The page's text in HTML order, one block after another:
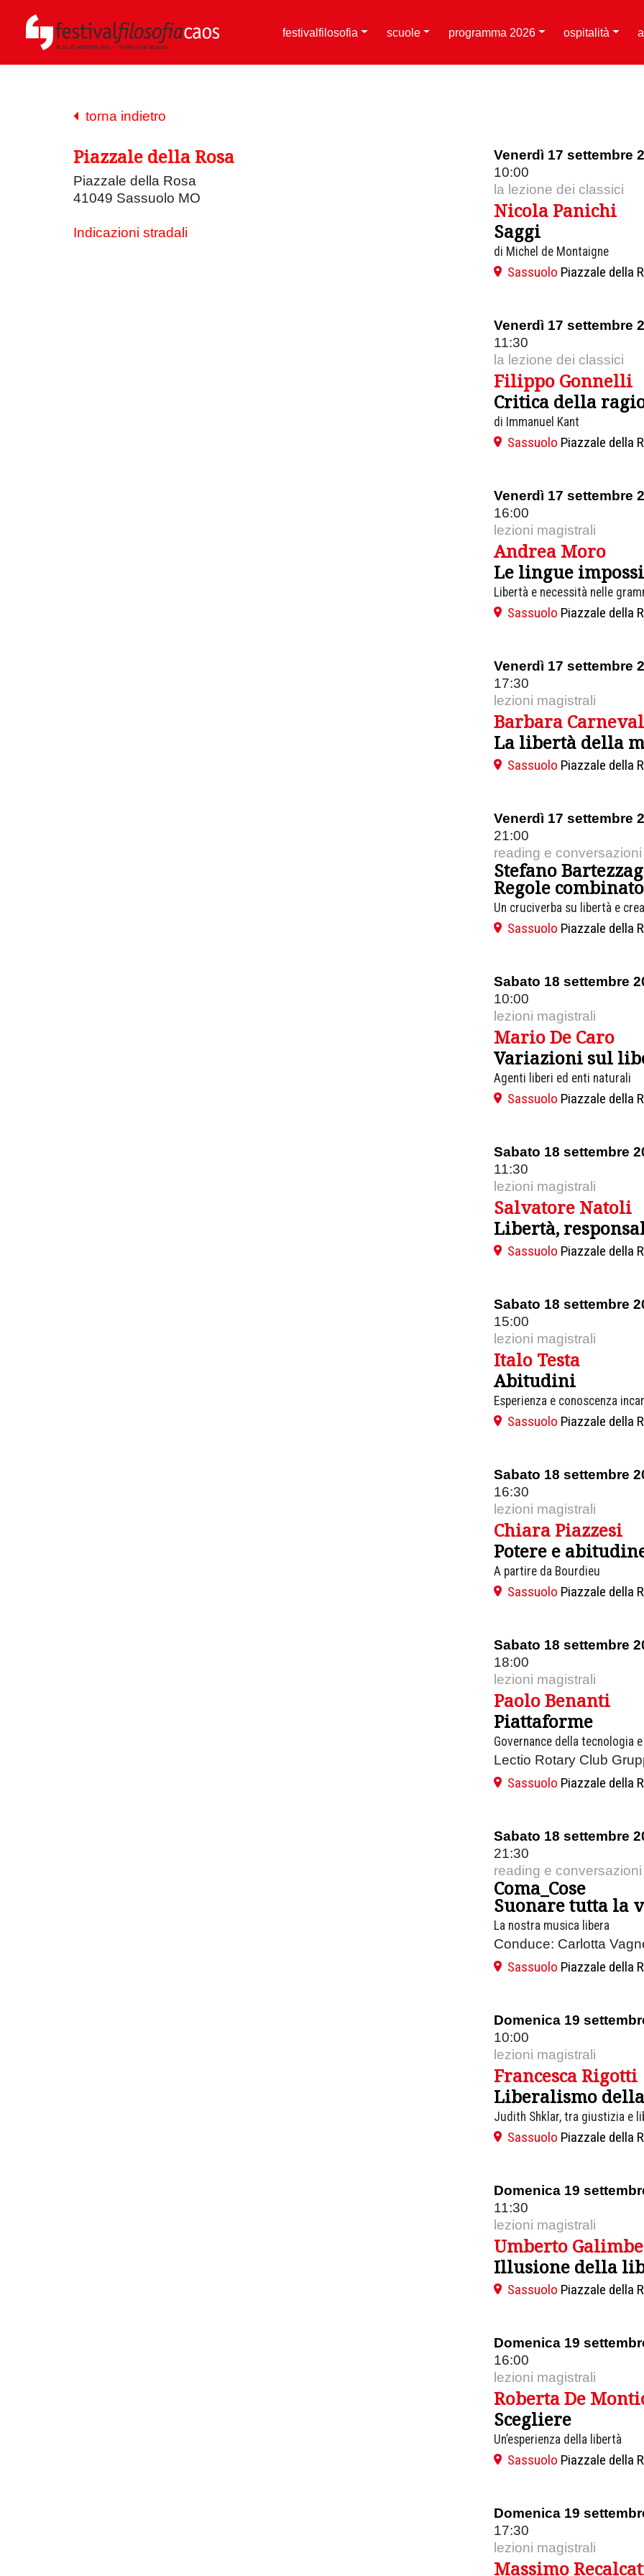
festivalfilosofia scuole programma 2026 ospitalità
torna indietro
Piazzale della Rosa
Piazzale della Rosa
41049 Sassuolo MO
Indicazioni stradali
Venerdì 17 settembre
10:00
la lezione dei classici
Nicola Panichi
Saggi
di Michel de Montaigne
Sassuolo Piazzale della
Venerdì 17 settembre
11:30
la lezione dei classici
Filippo Gonnelli
Critica della
di Immanuel Kant
Sassuolo Piazzale della
Venerdì 17 settembre
16:00
lezioni magistrali
Andrea Moro
Le lingue
Libertà e necessità nelle
Sassuolo Piazzale della
Venerdì 17 settembre
17:30
lezioni magistrali
Barbara
La libertà della
Sassuolo Piazzale della
Venerdì 17 settembre
21:00
reading e conversazioni
Stefano
Regole
Un cruciverba su libertà e
Sassuolo Piazzale della
Sabato 18 settembre
10:00
lezioni magistrali
Mario De Caro
Variazioni sul
Agenti liberi ed enti naturali
Sassuolo Piazzale della
Sabato 18 settembre
11:30
lezioni magistrali
Salvatore Natoli
Libertà,
Sassuolo Piazzale della
Sabato 18 settembre
15:00
lezioni magistrali
Italo Testa
Abitudini
Esperienza e conoscenza
Sassuolo Piazzale della
Sabato 18 settembre
16:30
lezioni magistrali
Chiara Piazzesi
Potere e
A partire da Bourdieu
Sassuolo Piazzale della
Sabato 18 settembre
18:00
lezioni magistrali
Paolo Benanti
Piattaforme
Governance della tecnologia
Lectio Rotary Club
Sassuolo Piazzale della
Sabato 18 settembre
21:30
reading e conversazioni
Coma_Cose
Suonare tutta la
La nostra musica libera
Conduce: Carlotta
Sassuolo Piazzale della
Domenica 19
10:00
lezioni magistrali
Francesca Rigotti
Liberalismo
Judith Shklar, tra giustizia e
Sassuolo Piazzale della
Domenica 19
11:30
lezioni magistrali
Umberto
Illusione della
Sassuolo Piazzale della
Domenica 19
16:00
lezioni magistrali
Roberta De
Scegliere
Un’esperienza della libertà
Sassuolo Piazzale della
Domenica 19
17:30
lezioni magistrali
Massimo